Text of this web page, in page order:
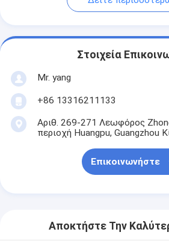
Στοιχεία
Mr. yang
+86 13316211133
Αριθ. 269-271 Λεωφόρος
περιοχή Huangpu, Guangzhou
Επικοινωνήστε
Αποκτήστε Την